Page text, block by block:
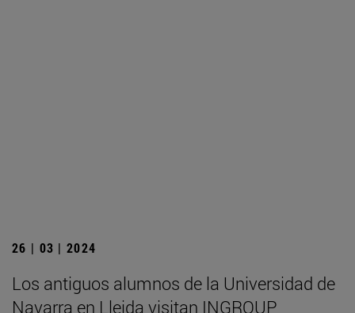
26 | 03 | 2024
Los antiguos alumnos de la Universidad de
Navarra en Lleida visitan INGROUP